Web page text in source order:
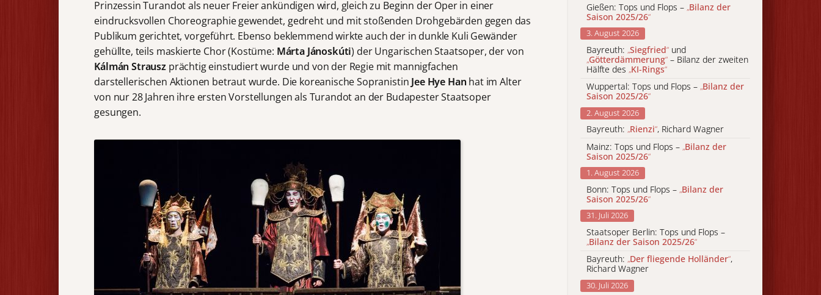
Prinzessin Turandot als neuer Freier ankündigen wird, gleich zu Beginn der Oper in einer
eindrucksvollen Choreographie gewendet, gedreht und mit stoßenden Drohgebärden gegen das
Publikum gerichtet, vorgeführt. Ebenso beklemmend wirkte auch der in dunkle Kuli Gewänder
gehüllte, teils maskierte Chor (Kostüme: Márta Jánoskúti) der Ungarischen Staatsoper, der von
KálmánStrausz prächtig einstudiert wurde und von der Regie mit mannigfachen
darstellerischen Aktionen betraut wurde. Die koreanische Sopranistin Jee Hye Hanhat im Alter
von nur 28 Jahren ihre ersten Vorstellungen als Turandot an der Budapester Staatsoper
gesungen.
Gießen: Tops und Flops – „Bilanz der
Saison 2025/26“
3. August 2026
Bayreuth: „Siegfried“ und
„Götterdämmerung“ – Bilanz der zweiten
Hälfte des „KI-Rings“
Wuppertal: Tops und Flops – „Bilanz der
Saison 2025/26“
2. August 2026
Bayreuth: „Rienzi“, Richard Wagner
Mainz: Tops und Flops – „Bilanz der
Saison 2025/26“
1. August 2026
Bonn: Tops und Flops – „Bilanz der
Saison 2025/26“
31. Juli 2026
Staatsoper Berlin: Tops und Flops –
„Bilanz der Saison 2025/26“
Bayreuth: „Der fliegende Holländer“,
Richard Wagner
30. Juli 2026